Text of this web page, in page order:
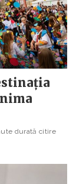
durată citire